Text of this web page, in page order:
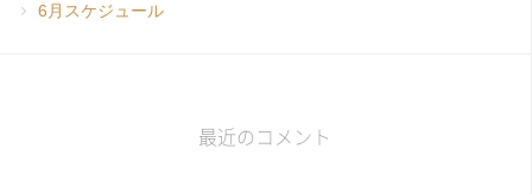
6月スケジュール
最近のコメント